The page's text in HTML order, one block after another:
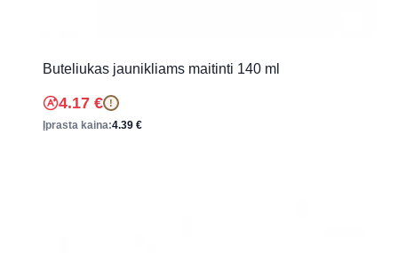
Buteliukas jaunikliams maitinti 140 ml
4.17 € !
Įprasta kaina:4.39 €